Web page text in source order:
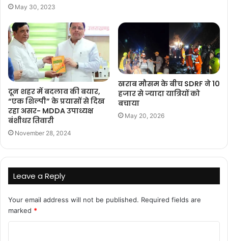
May 30, 2023
दून शहर में बदलाव की बयार,
“एक शिल्पी” के प्रयासों से दिख
रहा असर- MDDA उपाध्यक्ष
बंशीधर तिवारी
November 28, 2024
खराब मौसम के बीच SDRF ने 10
हजार से ज्यादा यात्रियों को
बचाया
May 20, 2026
Leave a Reply
Your email address will not be published. Required fields are
marked *